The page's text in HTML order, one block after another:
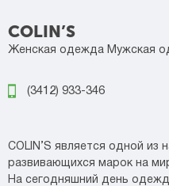
COLIN’S
Женская одежда Мужская
(3412) 933-346
COLIN’S является одной из
развивающихся марок на
На сегодняшний день